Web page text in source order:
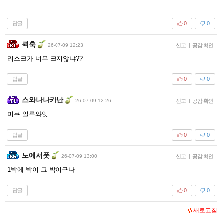
답글 0
0
퀵훅 26-07-09 12:23 신고 | 공감 확인
리스크가 너무 크지않냐??
답글 0
0
스와나나카난 26-07-09 12:26 신고 | 공감 확인
미쿠 일루와잇
답글 0
0
노예서폿 26-07-09 13:00 신고 | 공감 확인
1박에 박이 그 박이구나
답글 0
0
새로고침